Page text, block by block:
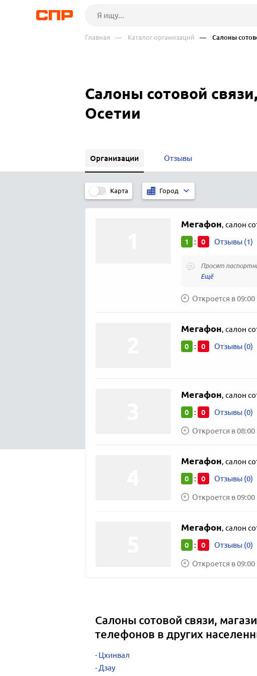
Главная — Каталог организаций — Салоны
Салоны сотовой
Осетии
Организации Отзывы
Карта Город
Мегафон, салон
1 : 0 Отзывы (1)
Просят
Откроется в 09:00
Мегафон, салон
0 : 0 Отзывы (0)
Мегафон, салон
0 : 0 Отзывы (0)
Откроется в 08:00
Мегафон, салон
0 : 0 Отзывы (0)
Откроется в 09:00
Мегафон, салон
0 : 0 Отзывы (0)
Откроется в 09:00
Салоны сотовой связи,
телефонов в других
Цхинвал
Дзау